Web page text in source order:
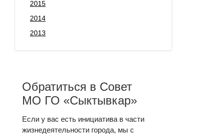
2015
2014
2013
Обратиться в Совет
МО ГО «Сыктывкар»
Если у вас есть инициатива в части
жизнедеятельности города, мы с